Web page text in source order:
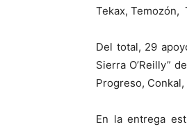
Tekax, Temozón,
Del total, 29
Sierra O’Reilly”
Progreso,
En la entrega